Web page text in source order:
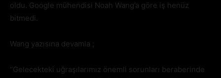
oldu. Google mühendisi Noah Wang’a göre iş henüz
bitmedi.
Wang yazısına devamla ;
“Gelecekteki uğraşılarımız önemli sorunları beraberinde